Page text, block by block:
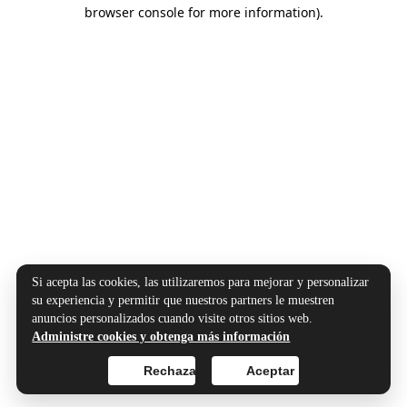
browser console for more information).
Si acepta las cookies, las utilizaremos para mejorar y personalizar
su experiencia y permitir que nuestros partners le muestren
anuncios personalizados cuando visite otros sitios web.
Administre cookies y obtenga más información
Aceptar
Rechazar